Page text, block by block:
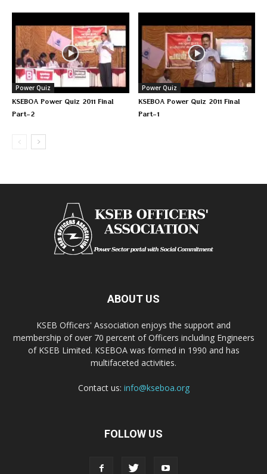
Power Quiz
KSEBOA Power Quiz 2011 Final
Part-2
Power Quiz
KSEBOA Power Quiz 2011 Final
Part-1
ABOUT US
KSEB Officers' Association enjoys the support and
membership of over 70 percent of Officers including Engineers
of KSEB Limited. KSEBOA was formed in 1990 and has
multifaceted activities.
Contact us: info@kseboa.org
FOLLOW US